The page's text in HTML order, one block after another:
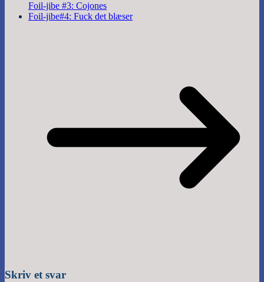
Foil-jibe #3: Cojones
Foil-jibe#4: Fuck det blæser
Skriv et svar